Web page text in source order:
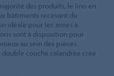
des produits, le lino en
bâtiments recevant du
idéale pour les zones à
sont à disposition pour
au sein des pièces.
couche calandrée crée